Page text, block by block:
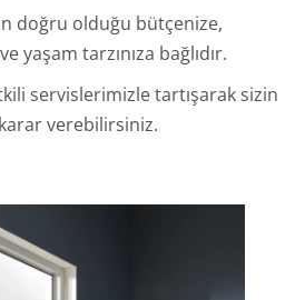
doğru olduğu bütçenize,
yaşam tarzınıza bağlıdır.
servislerimizle tartışarak sizin
verebilirsiniz.